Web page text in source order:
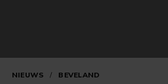
NIEUWS / BEVELAND